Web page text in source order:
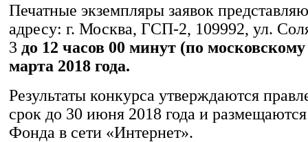
Печатные экземпляры заявок
адресу: г. Москва, ГСП-2, 109992, ул.
3 до 12 часов 00 минут (по
марта 2018 года.
Результаты конкурса утверждаются
срок до 30 июня 2018 года и
Фонда в сети «Интернет».